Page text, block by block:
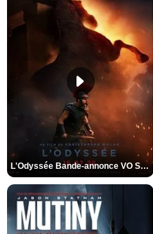
L'Odyssée Bande-annonce VO STFR